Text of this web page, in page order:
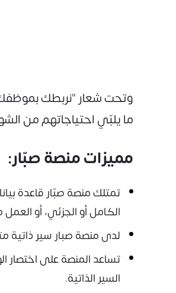
وتحت شعار "نربطك بموظفك
ما يلبّي احتياجاتهم من
مميزات منصة صبّار:
الكامل أو الجزئي، أو
لدى منصة صبار سير ذاتية
تساعد المنصة على اختصار
السير الذاتية.